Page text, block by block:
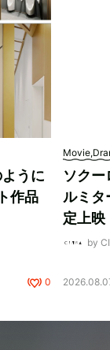
うに
作品
0
ソク
ルミタ
定上映
by